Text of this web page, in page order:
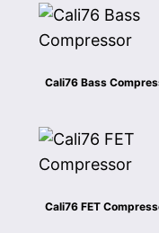
Cali76 Bass
Cali76 FET